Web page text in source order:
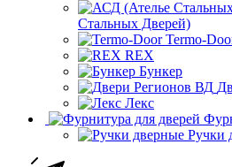
Стальных Дверей)
Termo-
REX
Бункер
Лекс
Ручки